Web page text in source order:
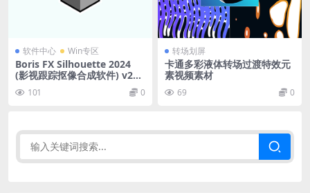
软件中心 Win专区
Boris FX Silhouette 2024
(影视跟踪抠像合成软件) v202
101 0
转场划屏
卡通多彩液体转场过渡特效元
素视频素材
69 0